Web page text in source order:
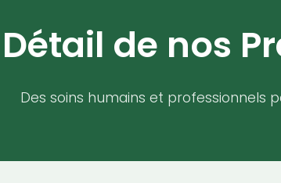
Détail de nos
Des soins humains et professionnels